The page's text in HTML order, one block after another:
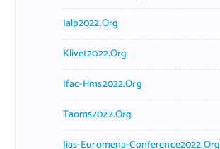
Ialp2022.org
Klivet2022.org
Ifac-Hms2022.org
Taoms2022.org
Iias-Euromena-Conference2022.org